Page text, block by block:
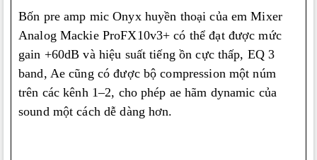
Bốn pre amp mic Onyx huyền thoại của em Mixer
Analog Mackie ProFX10v3+ có thể đạt được mức
gain +60dB và hiệu suất tiếng ồn cực thấp, EQ 3
band, Ae cũng có được bộ compression một núm
trên các kênh 1–2, cho phép ae hãm dynamic của
sound một cách dễ dàng hơn.